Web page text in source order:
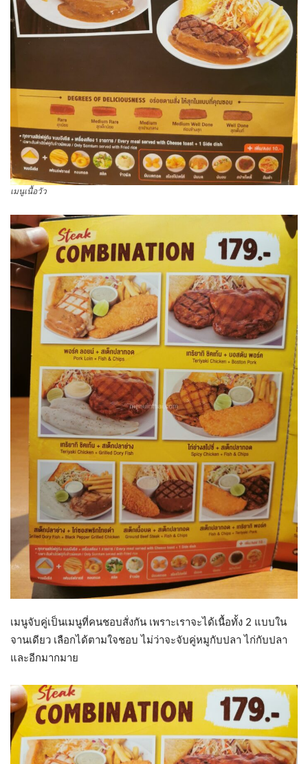
เมนูเนื้อวัว
เมนูจับคู่เป็นเมนูที่คนชอบสั่งกัน เพราะเราจะได้เนื้อทั้ง 2 แบบใน
จานเดียว เลือกได้ตามใจชอบ ไม่ว่าจะจับคู่หมูกับปลา ไก่กับปลา
และอีกมากมาย